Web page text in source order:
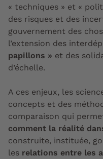
« techniques » et «
des risques et des
gouvernement des
l’extension des
papillons » et des
d’échelle.
A ces enjeux, les
concepts et des
comparaison qui
comment la réalité
construite, instituée,
les relations entre les